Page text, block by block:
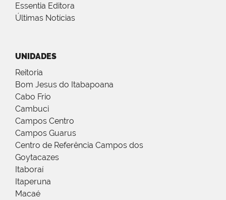
Essentia Editora
Últimas Notícias
UNIDADES
Reitoria
Bom Jesus do Itabapoana
Cabo Frio
Cambuci
Campos Centro
Campos Guarus
Centro de Referência Campos dos
Goytacazes
Itaboraí
Itaperuna
Macaé